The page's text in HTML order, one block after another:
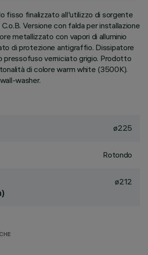
fisso finalizzato all'utilizzo di sorgente
Versione con falda per installazione
metallizzato con vapori di alluminio
di protezione antigraffio. Dissipatore
pressofuso verniciato grigio. Prodotto
di colore warm white (3500K).
washer.
ø225
Rotondo
ø212